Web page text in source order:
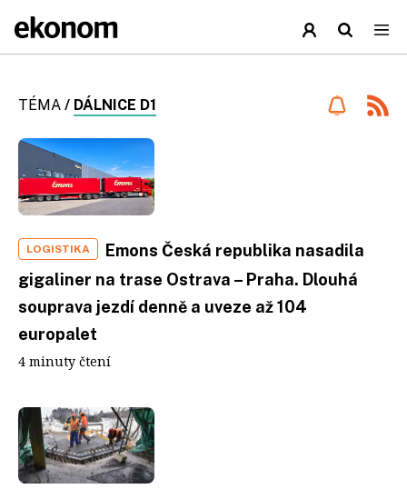
TÉMA / DÁLNICE D1
LOGISTIKA
Emons Česká republika nasadila
gigaliner na trase Ostrava – Praha. Dlouhá
souprava jezdí denně a uveze až 104
europalet
4 minuty čtení